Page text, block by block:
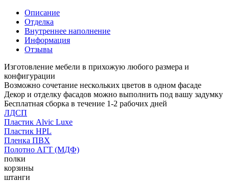
Описание
Отделка
Внутреннее наполнение
Информация
Отзывы
Изготовление мебели в прихожую любого размера и
конфигурации
Возможно сочетание нескольких цветов в одном фасаде
Декор и отделку фасадов можно выполнить под вашу задумку
Бесплатная сборка в течение 1-2 рабочих дней
ЛДСП
Пластик Alvic Luxe
Пластик HPL
Пленка ПВХ
Полотно АГТ (МДФ)
полки
корзины
штанги